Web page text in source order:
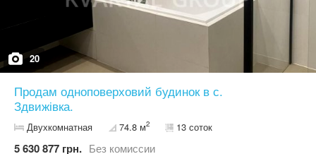
20
Продам одноповерховий будинок в с.
Здвижівка.
Двухкомнатная 74.8 м2 13 соток
5 630 877 грн. Без комиссии